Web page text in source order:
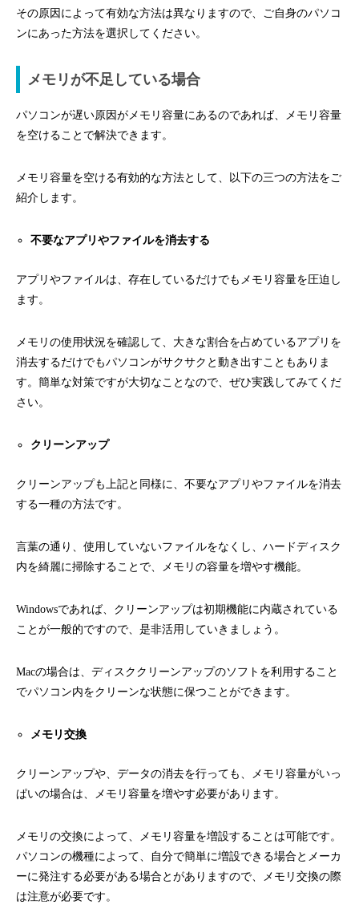
その原因によって有効な方法は異なりますので、ご自身のパソコ
ンにあった方法を選択してください。
メモリが不足している場合
パソコンが遅い原因がメモリ容量にあるのであれば、メモリ容量
を空けることで解決できます。
メモリ容量を空ける有効的な方法として、以下の三つの方法をご
紹介します。
不要なアプリやファイルを消去する
アプリやファイルは、存在しているだけでもメモリ容量を圧迫し
ます。
メモリの使用状況を確認して、大きな割合を占めているアプリを
消去するだけでもパソコンがサクサクと動き出すこともありま
す。簡単な対策ですが大切なことなので、ぜひ実践してみてくだ
さい。
クリーンアップ
クリーンアップも上記と同様に、不要なアプリやファイルを消去
する一種の方法です。
言葉の通り、使用していないファイルをなくし、ハードディスク
内を綺麗に掃除することで、メモリの容量を増やす機能。
Windowsであれば、クリーンアップは初期機能に内蔵されている
ことが一般的ですので、是非活用していきましょう。
Macの場合は、ディスククリーンアップのソフトを利用すること
でパソコン内をクリーンな状態に保つことができます。
メモリ交換
クリーンアップや、データの消去を行っても、メモリ容量がいっ
ぱいの場合は、メモリ容量を増やす必要があります。
メモリの交換によって、メモリ容量を増設することは可能です。
パソコンの機種によって、自分で簡単に増設できる場合とメーカ
ーに発注する必要がある場合とがありますので、メモリ交換の際
は注意が必要です。